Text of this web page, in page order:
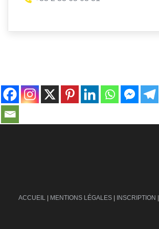
ACCUEIL | MENTIONS LÉGALES | INSCRIPTION |